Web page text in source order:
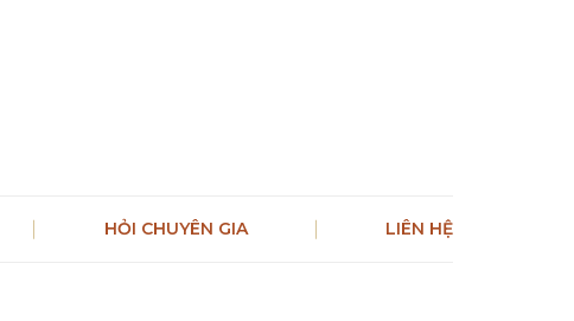
HỎI CHUYÊN GIA LIÊN HỆ